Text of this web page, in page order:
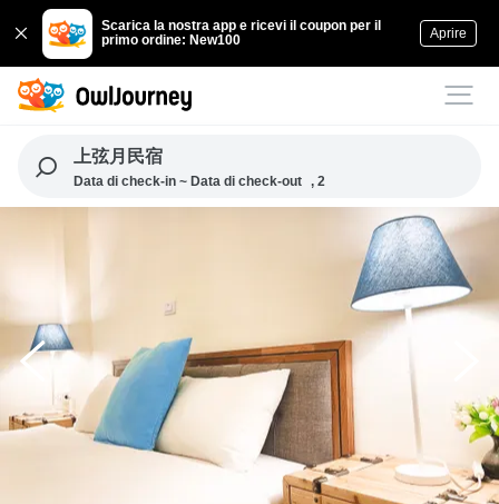
Scarica la nostra app e ricevi il coupon per il
primo ordine: New100
Aprire
上弦月民宿
Data di check-in ~ Data di check-out , 2